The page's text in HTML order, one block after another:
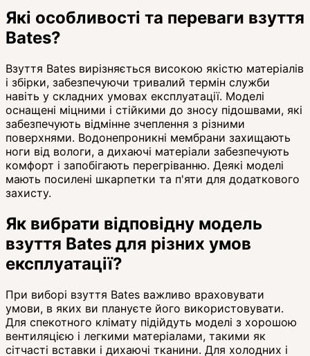
Які особливості та переваги взуття
Bates?
Взуття Bates вирізняється високою якістю матеріалів
і збірки, забезпечуючи тривалий термін служби
навіть у складних умовах експлуатації. Моделі
оснащені міцними і стійкими до зносу підошвами, які
забезпечують відмінне зчеплення з різними
поверхнями. Водонепроникні мембрани захищають
ноги від вологи, а дихаючі матеріали забезпечують
комфорт і запобігають перегріванню. Деякі моделі
мають посилені шкарпетки та п'яти для додаткового
захисту.
Як вибрати відповідну модель
взуття Bates для різних умов
експлуатації?
При виборі взуття Bates важливо враховувати
умови, в яких ви плануєте його використовувати.
Для спекотного клімату підійдуть моделі з хорошою
вентиляцією і легкими матеріалами, такими як
сітчасті вставки і дихаючі тканини. Для холодних і